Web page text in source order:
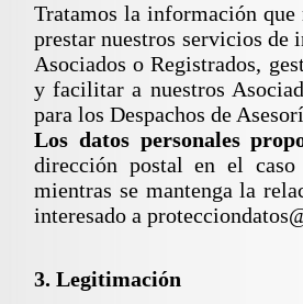
Tratamos la información
prestar nuestros servicios de
Asociados o Registrados,
y facilitar a nuestros
para los Despachos de
Los datos personales
dirección postal en el
mientras se mantenga la
interesado a
3. Legitimación